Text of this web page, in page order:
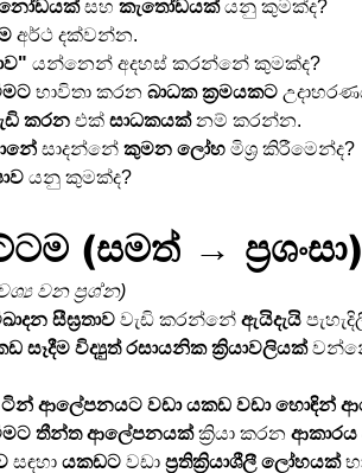
සහ කැතෝඩයක් යනු කුමක්ද?
අර්ථ දක්වන්න.
යන්නෙන් අදහස් කරන්නේ කුමක්ද?
භාවිතා කරන බාධක ක්‍රමයකට
කරන එක් සාධකයක් නම් කරන්න.
සාදන්නේ කුමන ලෝහ මිශ්‍ර කිරීමෙන්ද?
යනු කුමක්ද?
(සමත් → ප්‍රශංසා)
වන ප්‍රශ්න)
සීඝ්‍රතාව වැඩි කරන්නේ ඇයිදැයි
සෑදීම විද්‍යුත් රසායනික ක්‍රියාවලියක්
ආලේපනයට වඩා යකඩ වඩා හොඳින්
තීන්ත ආලේපනයක් ක්‍රියා කරන ආකාරය
සඳහා යකඩට වඩා ප්‍රතික්‍රියාශීලී ලෝහයක්